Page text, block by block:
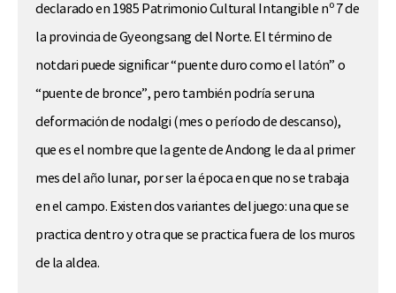
declarado en 1985 Patrimonio Cultural Intangible nº 7 de
la provincia de Gyeongsang del Norte. El término de
notdari puede significar “puente duro como el latón” o
“puente de bronce”, pero también podría ser una
deformación de nodalgi (mes o período de descanso),
que es el nombre que la gente de Andong le da al primer
mes del año lunar, por ser la época en que no se trabaja
en el campo. Existen dos variantes del juego: una que se
practica dentro y otra que se practica fuera de los muros
de la aldea.